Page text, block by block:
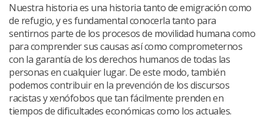
Nuestra historia es una historia tanto de emigración como
de refugio, y es fundamental conocerla tanto para
sentirnos parte de los procesos de movilidad humana como
para comprender sus causas así como comprometernos
con la garantía de los derechos humanos de todas las
personas en cualquier lugar. De este modo, también
podemos contribuir en la prevención de los discursos
racistas y xenófobos que tan fácilmente prenden en
tiempos de dificultades económicas como los actuales.